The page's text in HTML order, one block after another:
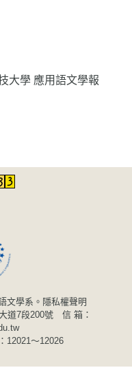
大學 應用語文學報
文學系。 隱私權聲明
道7段200號 信 箱：
12021～12026